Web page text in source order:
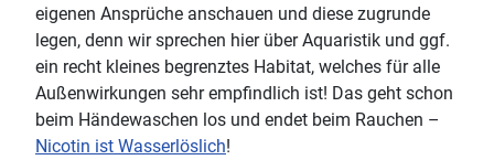
eigenen Ansprüche anschauen und diese zugrunde
legen, denn wir sprechen hier über Aquaristik und ggf.
ein recht kleines begrenztes Habitat, welches für alle
Außenwirkungen sehr empfindlich ist! Das geht schon
beim Händewaschen los und endet beim Rauchen –
Nicotin ist Wasserlöslich!